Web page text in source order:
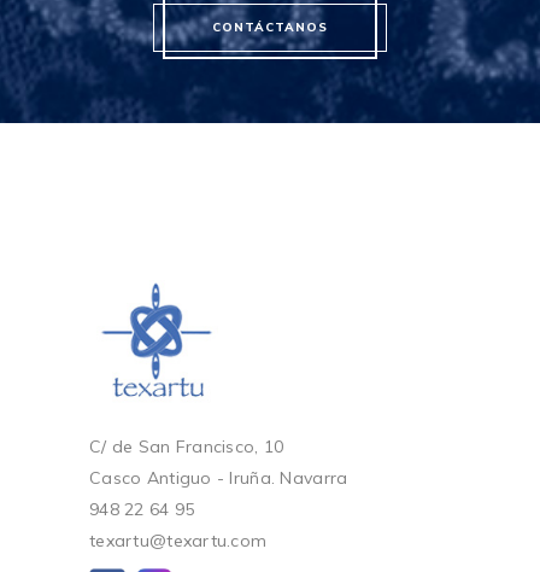
CONTÁCTANOS
C/ de San Francisco, 10
Casco Antiguo - Iruña. Navarra
948 22 64 95
texartu@texartu.com